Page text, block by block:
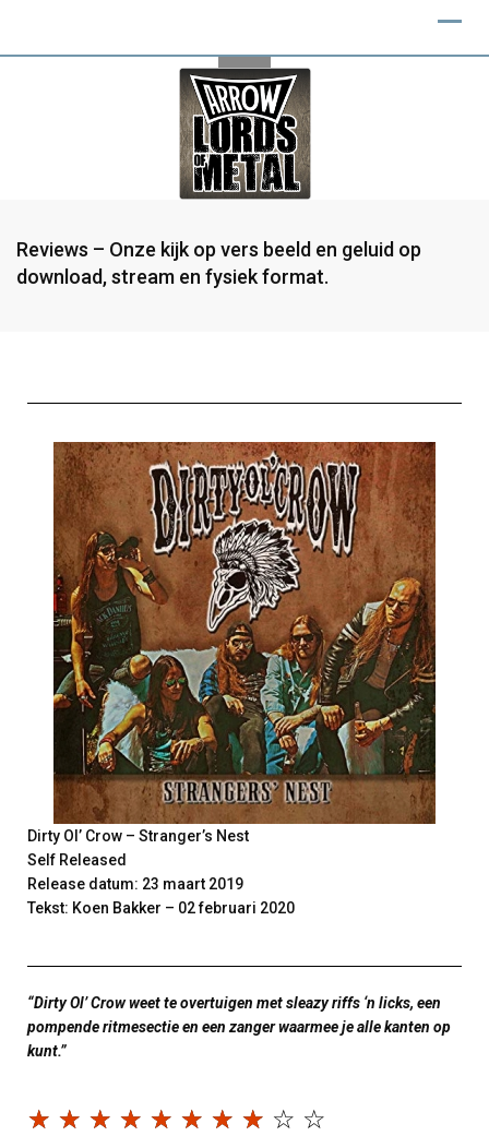
Reviews – Onze kijk op vers beeld en geluid op
download, stream en fysiek format.
Dirty Ol’ Crow – Stranger’s Nest
Self Released
Release datum: 23 maart 2019
Tekst: Koen Bakker – 02 februari 2020
“Dirty Ol’ Crow weet te overtuigen met sleazy riffs ‘n licks, een
pompende ritmesectie en een zanger waarmee je alle kanten op
kunt.”
☆ ☆ ☆ ☆ ☆ ☆ ☆ ☆ ☆ ☆